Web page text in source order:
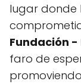
lugar donde
Fundación
faro de